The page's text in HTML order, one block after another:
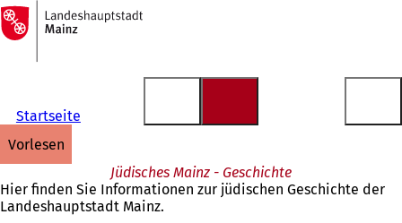
Inhalt anspringen
Zur
Startseite
Startseite
vorlesen
Jüdisches Mainz - Geschichte
Hier finden Sie Informationen zur jüdischen Geschichte der
Landeshauptstadt Mainz.